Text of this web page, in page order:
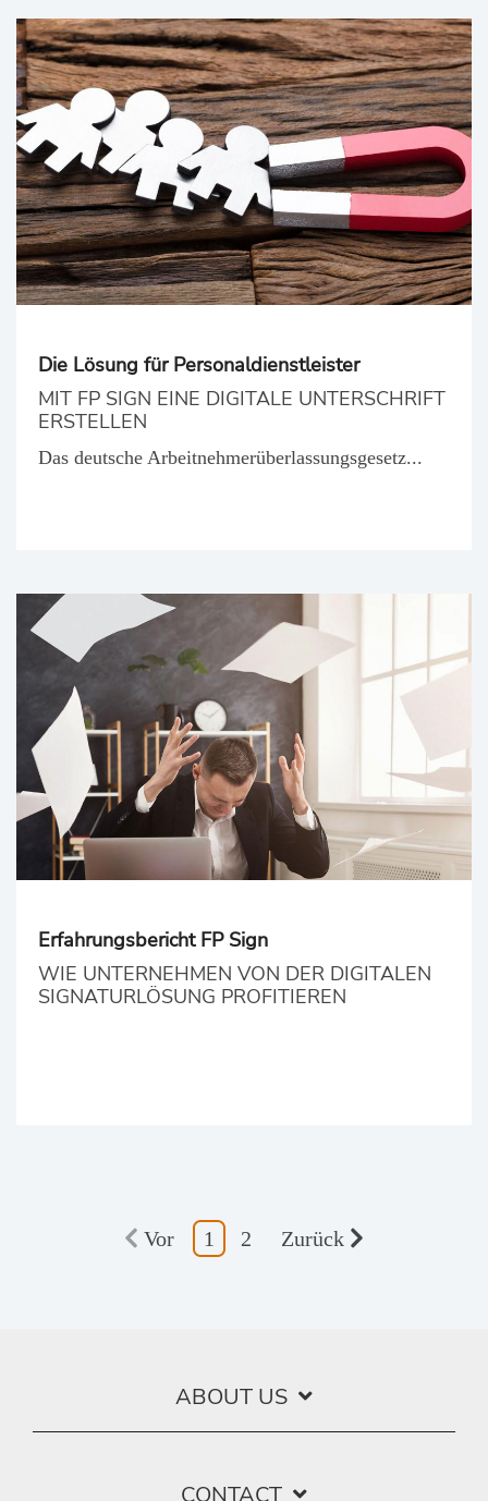
Die Lösung für Personaldienstleister
MIT FP SIGN EINE DIGITALE UNTERSCHRIFT
ERSTELLEN
Das deutsche Arbeitnehmerüberlassungsgesetz...
Erfahrungsbericht FP Sign
WIE UNTERNEHMEN VON DER DIGITALEN
SIGNATURLÖSUNG PROFITIEREN
Vor 1 2 Zurück
ABOUT US
CONTACT